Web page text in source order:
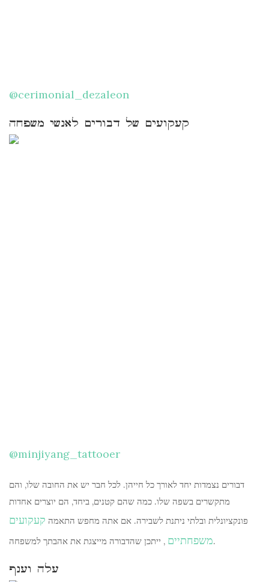
@cerimonial_dezaleon
קעקועים של דבורים לאנשי משפחה
@minjiyang_tattooer
דבורים נצמדות יחד לאורך כל חייהן. לכל חבר יש את החובה שלו, והם
מתקשרים בשפה שלו. כמה שהם קטנים, ביחד, הם יוצרים אחדות
פונקציונלית ובלתי ניתנת לשבירה. אם אתה מחפש התאמה קעקועים
משפחתיים, ייתכן שהדבורה מייצגת את אהבתך למשפחה.
עלה וענף